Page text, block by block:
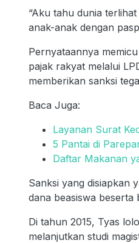
“Aku tahu dunia
anak-anak dengan
Pernyataannya
pajak rakyat melalui
memberikan sanksi
Baca Juga:
Layanan Surat
5 Pantai di
Daftar Makanan
Sanksi yang disiapkan
dana beasiswa beserta
Di tahun 2015, Tyas
melanjutkan studi